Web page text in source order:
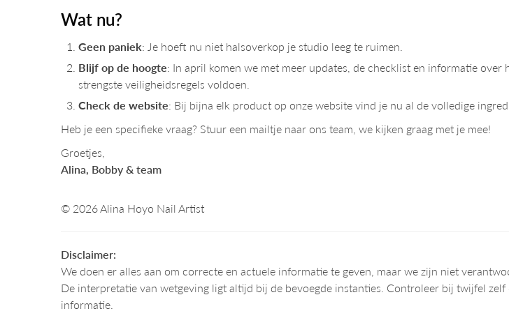
Wat nu?
Geen paniek: Je hoeft nu niet halsoverkop je studio leeg te ruimen.
Blijf op de hoogte: In april komen we met meer updates, de checklist en informatie
strengste veiligheidsregels voldoen.
Check de website: Bij bijna elk product op onze website vind je nu al de volledige
Heb je een specifieke vraag? Stuur een mailtje naar ons team, we kijken graag met je mee!
Groetjes,
Alina, Bobby & team
© 2026 Alina Hoyo Nail Artist
Disclaimer:
We doen er alles aan om correcte en actuele informatie te geven, maar we zijn niet
De interpretatie van wetgeving ligt altijd bij de bevoegde instanties. Controleer bij twijfel
informatie.